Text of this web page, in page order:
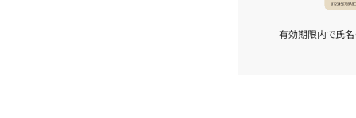
有効期限内で氏名